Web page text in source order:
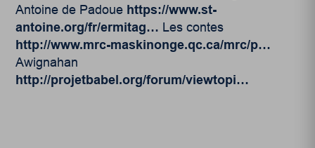
Antoine de Padoue https://www.st-
antoine.org/fr/ermitag… Les contes
http://www.mrc-maskinonge.qc.ca/mrc/p…
Awignahan
http://projetbabel.org/forum/viewtopi…